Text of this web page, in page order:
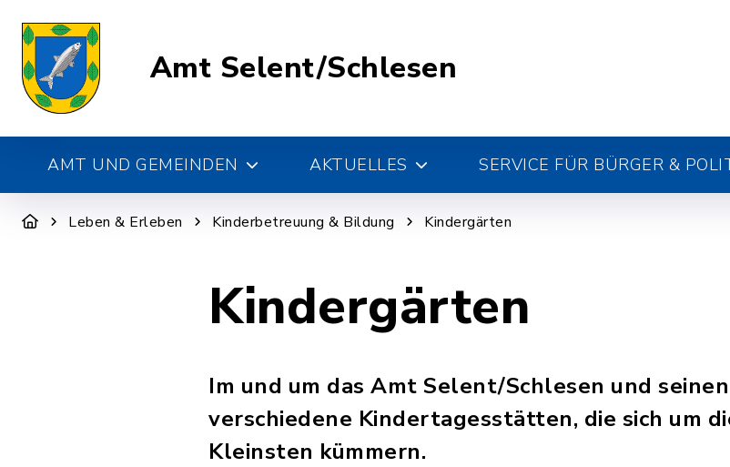
Amt Selent/Schlesen
AMT UND GEMEINDEN AKTUELLES SERVICE FÜR BÜRGER &
Leben & Erleben Kinderbetreuung & Bildung Kindergärten
Kindergärten
Im und um das Amt Selent/Schlesen und
verschiedene Kindertagesstätten, die sich um
Kleinsten kümmern.